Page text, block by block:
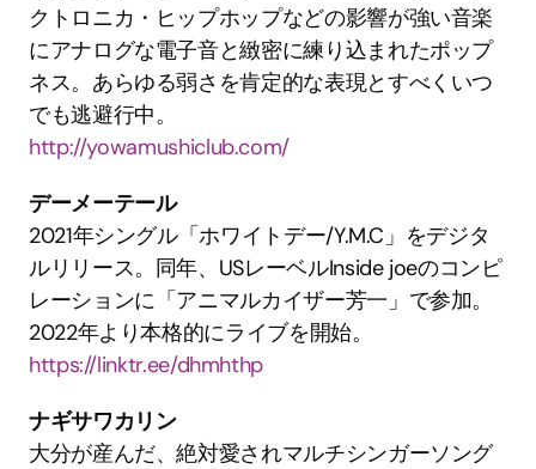
クトロニカ・ヒップホップなどの影響が強い音楽
にアナログな電子音と緻密に練り込まれたポップ
ネス。あらゆる弱さを肯定的な表現とすべくいつ
でも逃避行中。
http://yowamushiclub.com/
デーメーテール
2021年シングル「ホワイトデー/Y.M.C」をデジタ
ルリリース。同年、USレーベルInside joeのコンピ
レーションに「アニマルカイザー芳一」で参加。
2022年より本格的にライブを開始。
https://linktr.ee/dhmhthp
ナギサワカリン
大分が産んだ、絶対愛されマルチシンガーソング